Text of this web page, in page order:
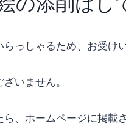
っしゃるため、お受け
いません。
、ホームページに掲載